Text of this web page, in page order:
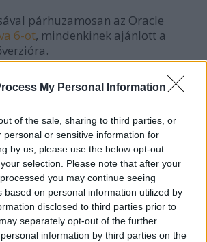
My Personal Information
of the sale, sharing to third parties, or
personal or sensitive information for
by us, please use the below opt-out
selection. Please note that after your
you may continue seeing
based on personal information utilized by
disclosed to third parties prior to
separately opt-out of the further
information by third parties on the
párhuzamosan az Oracle
6-ot, mindenkinek ajánlott a
még mindig bőséggel tartogat
melyek első sorban (de
már csak a beépített biztonsági
ajánlott, aki pedig csak
kíván futtatni, annak
a Microsoft FixIt-je, ami
futtatandó minialkalmazásokat - az
felhasználói eleve jól
kapnak a beépített click-to-